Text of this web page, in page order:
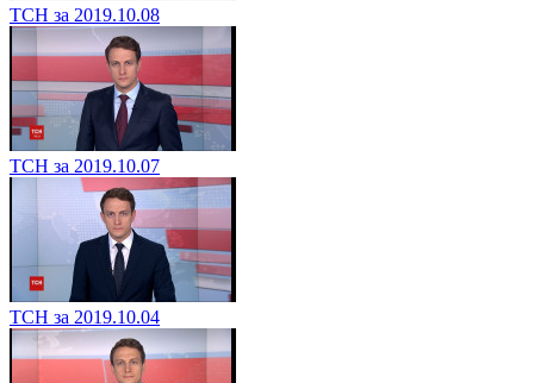
ТСН за 2019.10.08
ТСН за 2019.10.07
ТСН за 2019.10.04